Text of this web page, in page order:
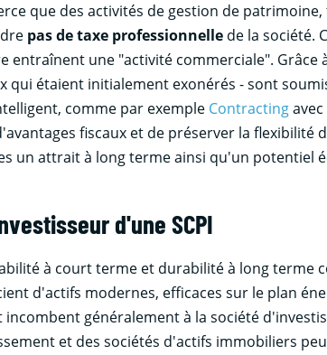
que des activités de gestion de
pas de taxe professionnelle de la société.
entraînent une "activité commerciale". Grâce
qui étaient initialement exonérés - sont
comme par exemple Contracting
fiscaux et de préserver la flexibilité
un attrait à long terme ainsi qu'un potentiel
d'une SCPI
à court terme et durabilité à long terme
d'actifs modernes, efficaces sur le plan
généralement à la société
et des sociétés d'actifs immobiliers